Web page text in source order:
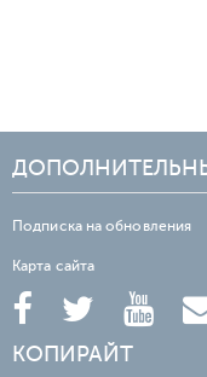
Подписка на обновления
Карта сайта
КОПИРАЙТ